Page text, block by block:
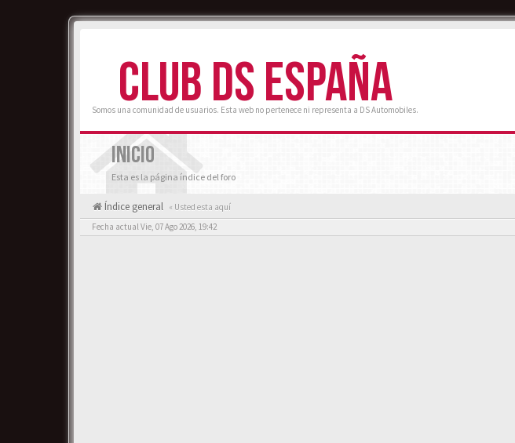
CLUB DS ESPAÑA
Somos una comunidad de usuarios. Esta web no pertenece ni representa a DS Automobiles.
INICIO
Esta es la página índice del foro
Índice general « Usted esta aquí
Fecha actual Vie, 07 Ago 2026, 19:42